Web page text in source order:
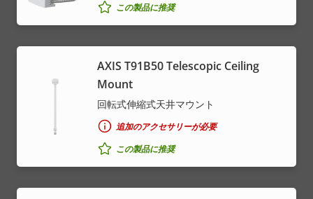
この製品に推奨
AXIS T91B50 Telescopic Ceiling
Mount
回転式伸縮式天井マウント
追加のアクセサリーが必要
この製品に推奨